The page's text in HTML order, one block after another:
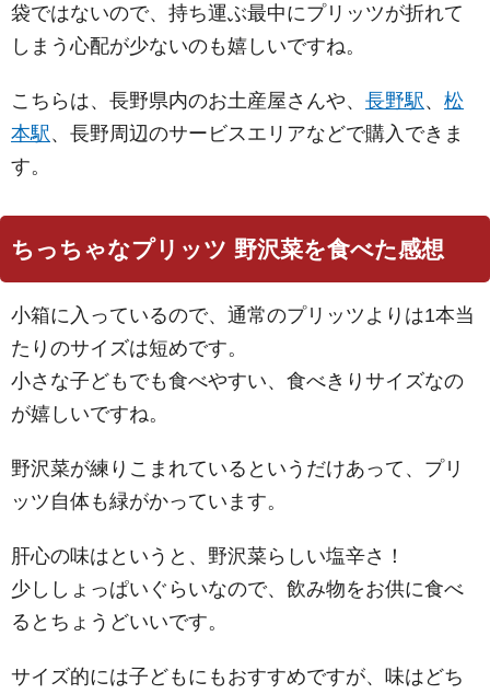
袋ではないので、持ち運ぶ最中にプリッツが折れて
しまう心配が少ないのも嬉しいですね。
こちらは、長野県内のお土産屋さんや、 長野駅 、 松
本駅 、長野周辺のサービスエリアなどで購入できま
す。
ちっちゃなプリッツ 野沢菜を食べた感想
小箱に入っているので、通常のプリッツよりは1本当
たりのサイズは短めです。
小さな子どもでも食べやすい、食べきりサイズなの
が嬉しいですね。
野沢菜が練りこまれているというだけあって、プリ
ッツ自体も緑がかっています。
肝心の味はというと、野沢菜らしい塩辛さ！
少ししょっぱいぐらいなので、飲み物をお供に食べ
るとちょうどいいです。
サイズ的には子どもにもおすすめですが、味はどち